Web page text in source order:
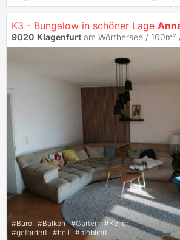
K3 - Bungalow in schöner Lage
9020 Klagenfurt am Wörthersee / 100m²
#Büro #Balkon #Garten #Keller
#gefördert #hell #möbliert